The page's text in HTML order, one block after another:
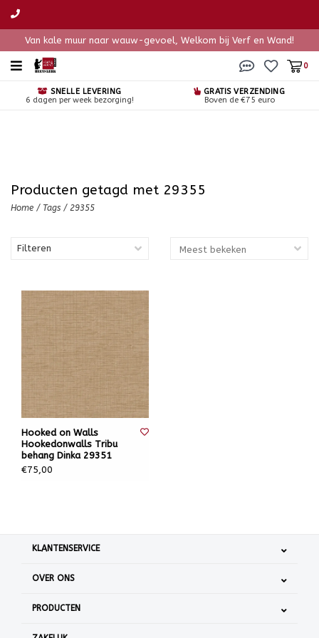
Van kale muur naar wauw-gevoel, Welkom bij Verf en Wand!
0
SNELLE LEVERING
6 dagen per week bezorging!
GRATIS VERZENDING
Boven de €75 euro
Producten getagd met 29355
Home / Tags / 29355
Filteren
Hooked on Walls
Hookedonwalls Tribu
behang Dinka 29351
€75,00
KLANTENSERVICE
OVER ONS
PRODUCTEN